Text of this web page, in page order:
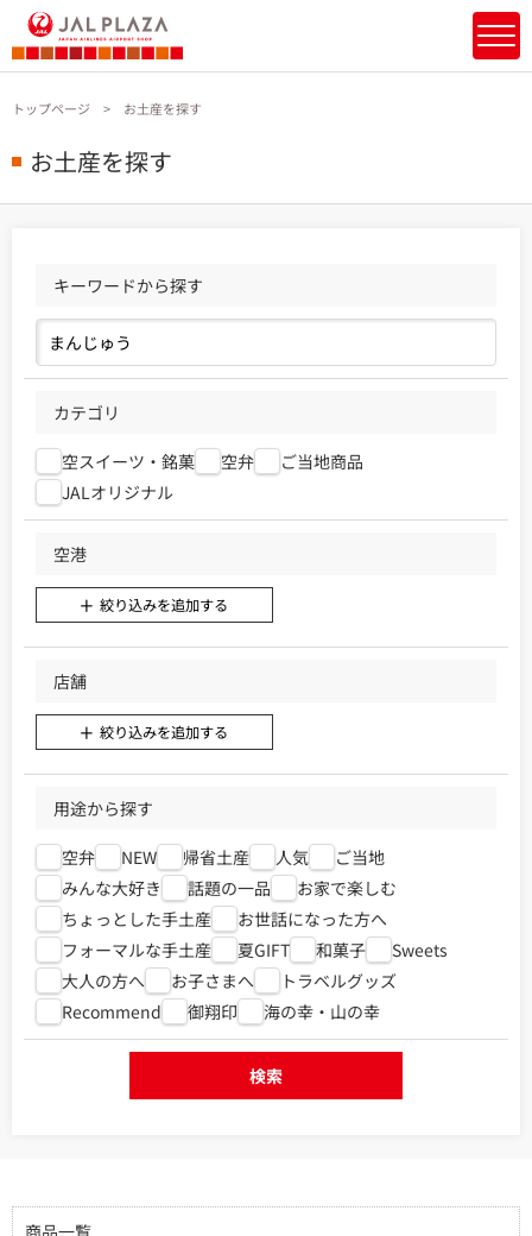
トップページ お土産を探す
お土産を探す
キーワードから探す
カテゴリ
空スイーツ・銘菓 空弁
ご当地商品
JALオリジナル
空港
絞り込みを追加する
店舗
絞り込みを追加する
用途から探す
空弁 NEW 帰省土産 人気
ご当地
みんな大好き
話題の一品
お家で楽しむ
ちょっとした手土産
お世話になった方へ
フォーマルな手土産
夏GIFT 和菓子
Sweets
大人の方へ
お子さまへ
トラベルグッズ
Recommend
御翔印 海の幸・山の幸
検索
商品一覧